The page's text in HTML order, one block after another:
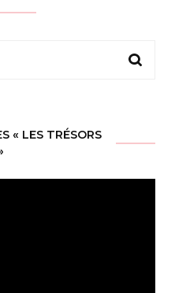
« LES TRÉSORS